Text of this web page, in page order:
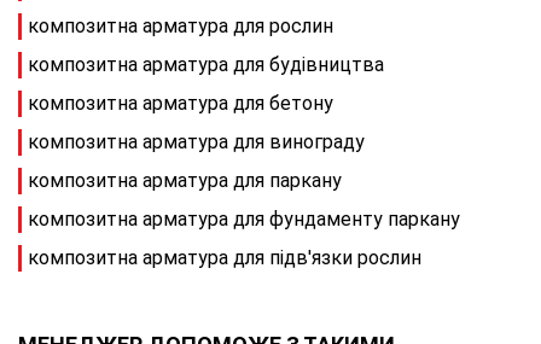
композитна арматура для рослин
композитна арматура для будівництва
композитна арматура для бетону
композитна арматура для винограду
композитна арматура для паркану
композитна арматура для фундаменту паркану
композитна арматура для підв'язки рослин